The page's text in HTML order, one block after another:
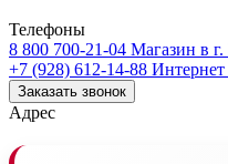
Телефоны
8 800 700-21-04 Магазин в
+7 (928) 612-14-88 Интернет
Заказать звонок
Адрес